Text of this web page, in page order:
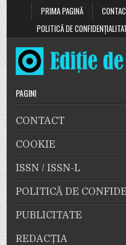
PRIMA PAGINĂ
POLITICĂ DE
PAGINI
CONTACT
COOKIE
ISSN / ISSN-L
POLITICĂ DE
PUBLICITATE
REDACȚIA